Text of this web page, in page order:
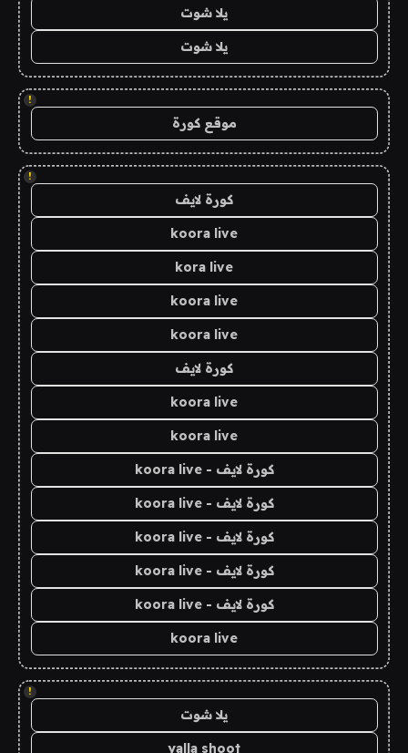
يلا شوت
يلا شوت
!
موقع كورة
!
كورة لايف
koora live
kora live
koora live
koora live
كورة لايف
koora live
koora live
كورة لايف - koora live
كورة لايف - koora live
كورة لايف - koora live
كورة لايف - koora live
كورة لايف - koora live
koora live
!
يلا شوت
yalla shoot